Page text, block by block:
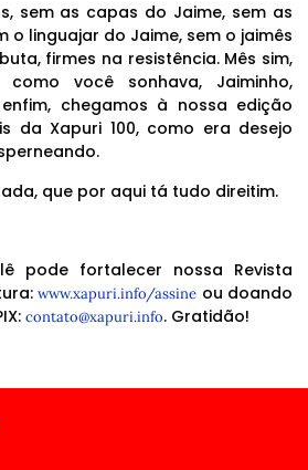
sem as capas do Jaime, sem as
o linguajar do Jaime, sem o jaimês
firmes na resistência. Mês sim,
você sonhava, Jaiminho,
chegamos à nossa edição
da Xapuri 100, como era desejo
que por aqui tá tudo direitim.
pode fortalecer nossa Revista
www.xapuri.info/assine ou doando
contato@xapuri.info. Gratidão!